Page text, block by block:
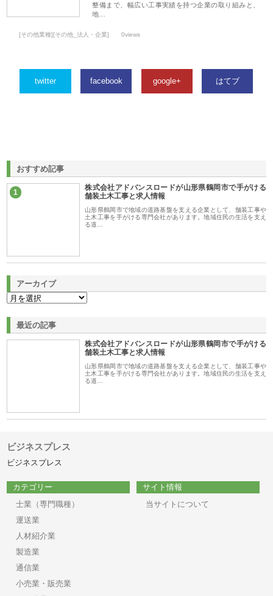
整備まで、幅広い工事実績を持つ企業の取り組みと、
地…
[その他業種][その他_法人・企業] 0views
twitter facebook google+ はてブ
おすすめ記事
1
株式会社アドバンスロードが山形県鶴岡市で手がける
舗装土木工事と求人情報
山形県鶴岡市で地域の道路基盤を支える企業として、舗装工事や
土木工事を手がける専門会社があります。地域住民の生活を支え
る道…
アーカイブ
最近の記事
株式会社アドバンスロードが山形県鶴岡市で手がける
舗装土木工事と求人情報
山形県鶴岡市で地域の道路基盤を支える企業として、舗装工事や
土木工事を手がける専門会社があります。地域住民の生活を支え
る道…
ビジネスプレス
ビジネスプレス
カテゴリー
士業（専門職種）
運送業
人材紹介業
製造業
通信業
小売業・販売業
サイト情報
当サイトについて